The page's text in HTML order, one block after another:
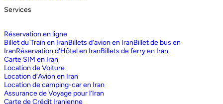
Services
Réservation en ligne
Billet du Train en IranBillets d’avion en IranBillet de bus en
IranRéservation d'Hôtel en IranBillets de ferry en Iran
Carte SIM en Iran
Location de Voiture
Location d’Avion en Iran
Location de camping-car en Iran
Assurance de Voyage pour l’Iran
Carte de Crédit Iranienne